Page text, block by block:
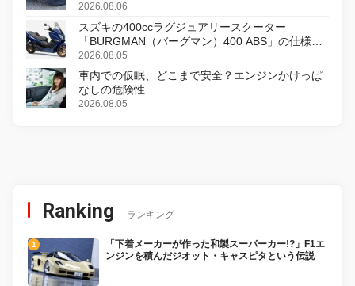
2026.08.06
スズキの400ccラグジュアリースクーター
「BURGMAN（バーグマン）400 ABS」の仕様を
変更し、8月18日に発売
2026.08.05
車内での仮眠、どこまで安全？エンジンかけっぱ
なしの危険性
2026.08.05
Ranking ランキング
「下着メーカーが作った和製スーパーカー!?」F1エ
ンジンを積んだジオット・キャスピタという伝説